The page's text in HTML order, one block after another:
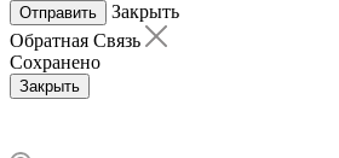
Отправить
Закрыть
Обратная Связь
Сохранено
Закрыть